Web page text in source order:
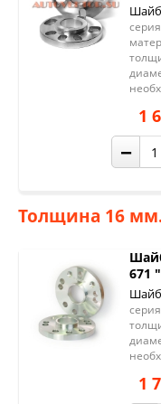
1
−
Толщина 16
671
1